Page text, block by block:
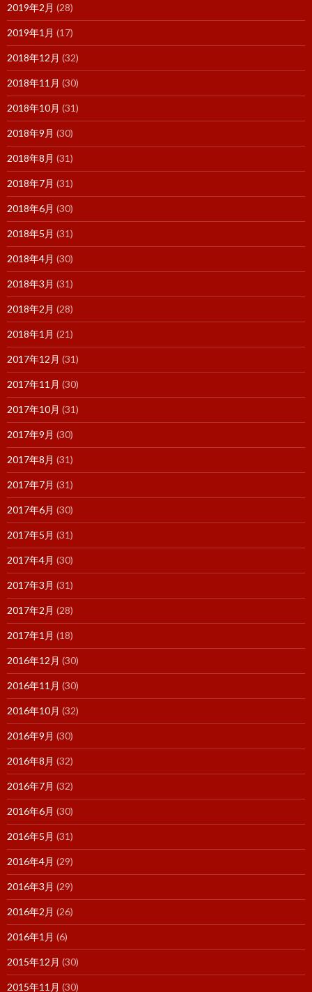
2019年2月 (28)
2019年1月 (17)
2018年12月 (32)
2018年11月 (30)
2018年10月 (31)
2018年9月 (30)
2018年8月 (31)
2018年7月 (31)
2018年6月 (30)
2018年5月 (31)
2018年4月 (30)
2018年3月 (31)
2018年2月 (28)
2018年1月 (21)
2017年12月 (31)
2017年11月 (30)
2017年10月 (31)
2017年9月 (30)
2017年8月 (31)
2017年7月 (31)
2017年6月 (30)
2017年5月 (31)
2017年4月 (30)
2017年3月 (31)
2017年2月 (28)
2017年1月 (18)
2016年12月 (30)
2016年11月 (30)
2016年10月 (32)
2016年9月 (30)
2016年8月 (32)
2016年7月 (32)
2016年6月 (30)
2016年5月 (31)
2016年4月 (29)
2016年3月 (29)
2016年2月 (26)
2016年1月 (6)
2015年12月 (30)
2015年11月 (30)